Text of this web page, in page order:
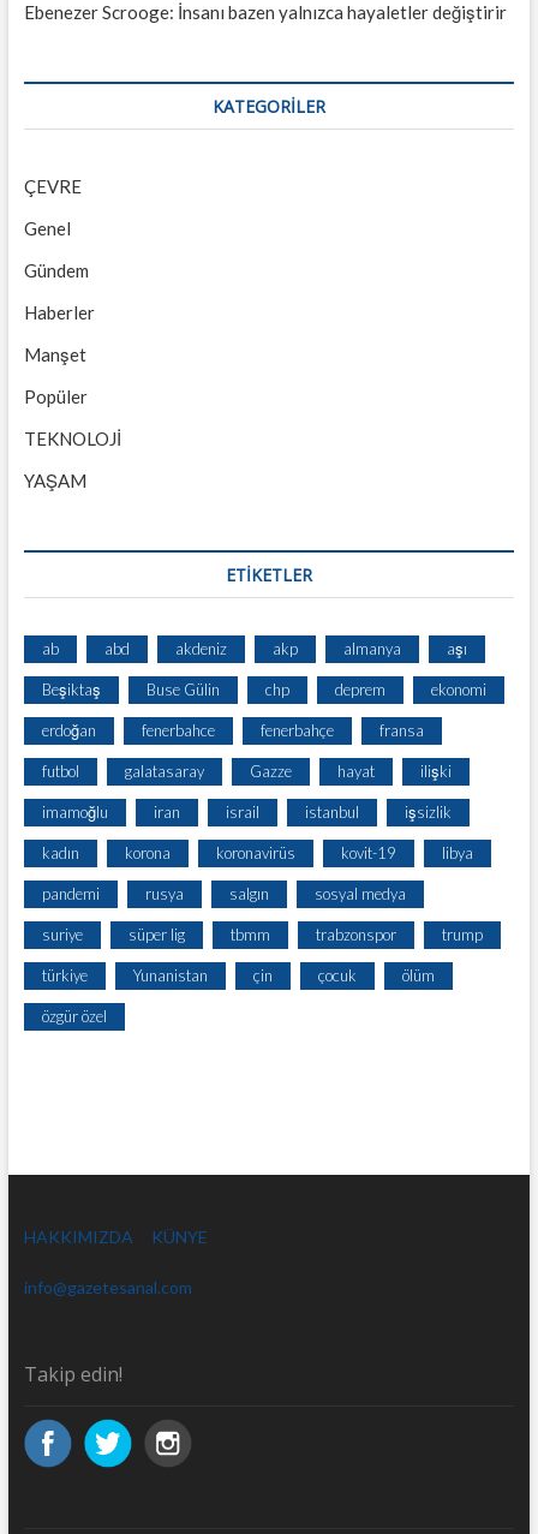
Ebenezer Scrooge: İnsanı bazen yalnızca hayaletler değiştirir
KATEGORILER
ÇEVRE
Genel
Gündem
Haberler
Manşet
Popüler
TEKNOLOJİ
YAŞAM
ETİKETLER
ab abd akdeniz akp almanya aşı
Beşiktaş Buse Gülin chp deprem ekonomi
erdoğan fenerbahce fenerbahçe fransa
futbol galatasaray Gazze hayat ilişki
imamoğlu iran israil istanbul işsizlik
kadın korona koronavirüs kovit-19 libya
pandemi rusya salgın sosyal medya
suriye süper lig tbmm trabzonspor trump
türkiye Yunanistan çin çocuk ölüm
özgür özel
HAKKIMIZDA KÜNYE
info@gazetesanal.com
Takip edin!